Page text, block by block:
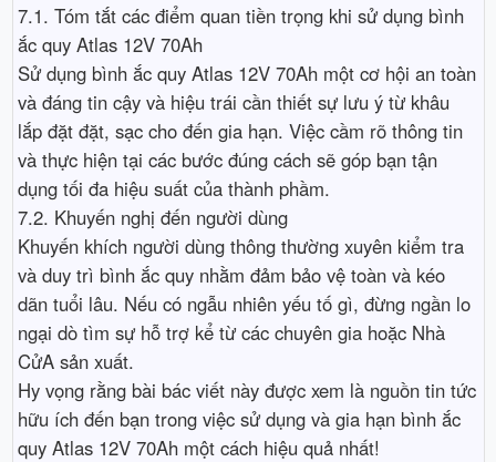
7.1. Tóm tắt các điểm quan tiền trọng khi sử dụng bình
ắc quy Atlas 12V 70Ah
Sử dụng bình ắc quy Atlas 12V 70Ah một cơ hội an toàn
và đáng tin cậy và hiệu trái cần thiết sự lưu ý từ khâu
lắp đặt đặt, sạc cho đến gia hạn. Việc cầm rõ thông tin
và thực hiện tại các bước đúng cách sẽ góp bạn tận
dụng tối đa hiệu suất của thành phầm.
7.2. Khuyến nghị đến người dùng
Khuyến khích người dùng thông thường xuyên kiểm tra
và duy trì bình ắc quy nhằm đảm bảo vệ toàn và kéo
dãn tuổi lâu. Nếu có ngẫu nhiên yếu tố gì, đừng ngần lo
ngại dò tìm sự hỗ trợ kể từ các chuyên gia hoặc Nhà
CửA sản xuất.
Hy vọng rằng bài bác viết này được xem là nguồn tin tức
hữu ích đến bạn trong việc sử dụng và gia hạn bình ắc
quy Atlas 12V 70Ah một cách hiệu quả nhất!